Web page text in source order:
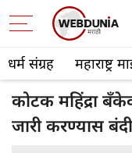
धर्म संग्रह महाराष्ट्र
कोटक महिंद्रा
जारी करण्यास बंदी